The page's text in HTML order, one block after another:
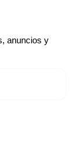
anuncios y